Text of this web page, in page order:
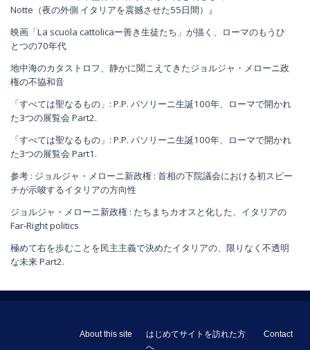
Notte（夜の外側 イタリアを震撼させた55日間）』
映画「La scuola cattolicaー善き生徒たち」が描く、ローマのもうひ
とつの70年代
地中海のカタストロフ、静かに聞こえてきたジョルジャ・メローニ政
権の不協和音
「すべては聖なるもの」: P.P. パソリーニ生誕100年、ローマで開かれ
た3つの展覧会 Part2.
「すべては聖なるもの」: P.P. パソリーニ生誕100年、ローマで開かれ
た3つの展覧会 Part1.
参考 : ジョルジャ・メローニ新政権 : 首相の下院議会における初スピー
チが示唆するイタリアの方向性
ジョルジャ・メローニ新政権 : たちまちカオスと化した、イタリアの
Far-Right politics
極めて右を歩むことを民主主義で決めたイタリアの、限りなく不透明
な未来 Part2.
About this site
はじめてサイトを訪れた方
へ
Contact